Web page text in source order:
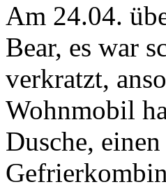
Am 24.04.
Bear, es war
verkratzt,
Wohnmobil
Dusche,